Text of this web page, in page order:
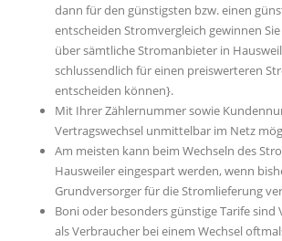
dann für den günstigsten bzw. einen
entscheiden Stromvergleich gewinnen
über sämtliche Stromanbieter in
schlussendlich für einen preiswerteren
entscheiden können}.
Mit Ihrer Zählernummer sowie
Vertragswechsel unmittelbar im Netz
Am meisten kann beim Wechseln des
Hausweiler eingespart werden, wenn
Grundversorger für die Stromlieferung
Boni oder besonders günstige Tarife sind
als Verbraucher bei einem Wechsel